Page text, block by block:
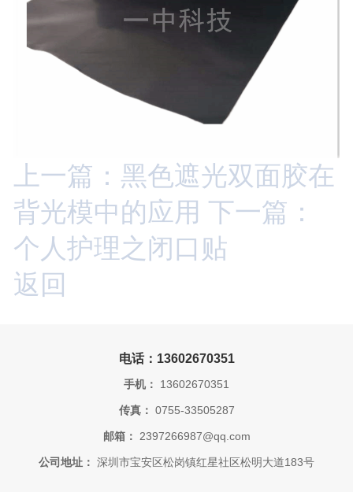
上一篇：黑色遮光双面胶在
背光模中的应用 下一篇：
个人护理之闭口贴
返回
电话：13602670351
手机： 13602670351
传真： 0755-33505287
邮箱： 2397266987@qq.com
公司地址： 深圳市宝安区松岗镇红星社区松明大道183号